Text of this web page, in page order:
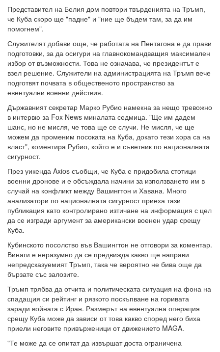
Представител на Белия дом повтори твърденията на Тръмп,
че Куба скоро ще "падне" и "ние ще бъдем там, за да им
помогнем".
Служителят добави още, че работата на Пентагона е да прави
подготовки, за да осигури на главнокомандващия максимален
избор от възможности. Това не означава, че президентът е
взел решение. Служители на администрацията на Тръмп вече
подготвят почвата в общественото пространство за
евентуални военни действия.
Държавният секретар Марко Рубио намекна за нещо тревожно
в интервю за Fox News миналата седмица. "Ще им дадем
шанс, но не мисля, че това ще се случи. Не мисля, че ще
можем да променим посоката на Куба, докато тези хора са на
власт", коментира Рубио, който е и съветник по националната
сигурност.
През уикенда Axios съобщи, че Куба е придобила стотици
военни дронове и е обсъждала начини за използването им в
случай на конфликт между Вашингтон и Хавана. Много
анализатори по националната сигурност приеха тази
публикация като контролирано изтичане на информация с цел
да се изгради аргумент за американски военен удар срещу
Куба.
Кубинското посолство във Вашингтон не отговори за коментар.
Винаги е неразумно да се предвижда какво ще направи
непредсказуемият Тръмп, така че вероятно не бива още да
бързате със залозите.
Тръмп трябва да отчита и политическата ситуация на фона на
спадащия си рейтинг и рязкото поскъпване на горивата
заради войната с Иран. Размерът на евентуална операция
срещу Куба може да зависи от това какво според него биха
приели неговите привърженици от движението MAGA.
"Те може да се опитат да извършат доста ограничена